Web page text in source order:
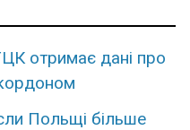
отримає дані про
кордоном
Польщі більше